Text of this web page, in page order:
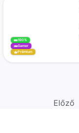
100%
Gamer
Prémium
Előző